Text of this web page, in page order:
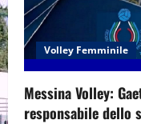
Volley Femminile
Messina Volley:
responsabile dello